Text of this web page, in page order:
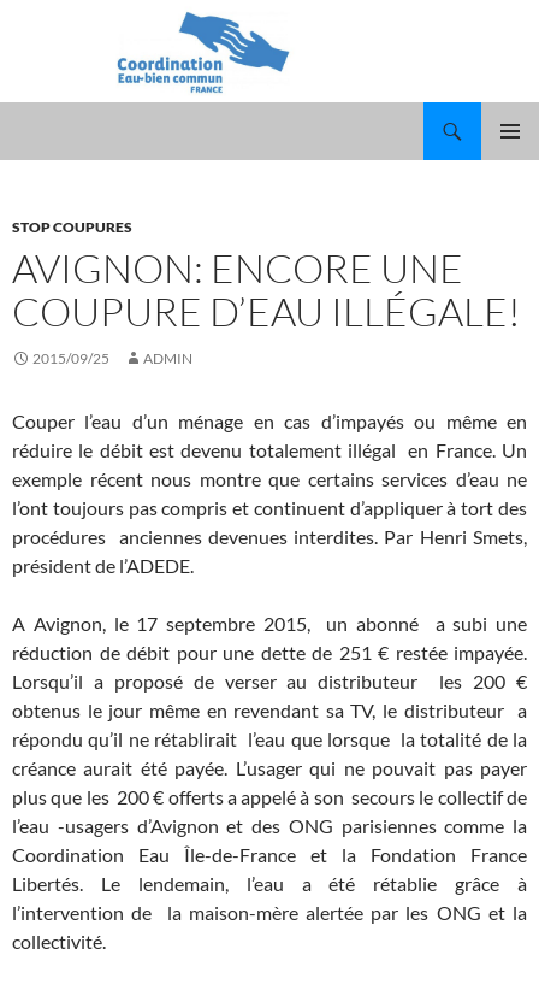
STOP COUPURES
AVIGNON: ENCORE UNE
COUPURE D’EAU ILLÉGALE!
2015/09/25 ADMIN
Couper l’eau d’un ménage en cas d’impayés ou même en
réduire le débit est devenu totalement illégal en France. Un
exemple récent nous montre que certains services d’eau ne
l’ont toujours pas compris et continuent d’appliquer à tort des
procédures anciennes devenues interdites. Par Henri Smets,
président de l’ADEDE.
A Avignon, le 17 septembre 2015, un abonné a subi une
réduction de débit pour une dette de 251 € restée impayée.
Lorsqu’il a proposé de verser au distributeur les 200 €
obtenus le jour même en revendant sa TV, le distributeur a
répondu qu’il ne rétablirait l’eau que lorsque la totalité de la
créance aurait été payée. L’usager qui ne pouvait pas payer
plus que les 200 € offerts a appelé à son secours le collectif de
l’eau -usagers d’Avignon et des ONG parisiennes comme la
Coordination Eau Île-de-France et la Fondation France
Libertés. Le lendemain, l’eau a été rétablie grâce à
l’intervention de la maison-mère alertée par les ONG et la
collectivité.